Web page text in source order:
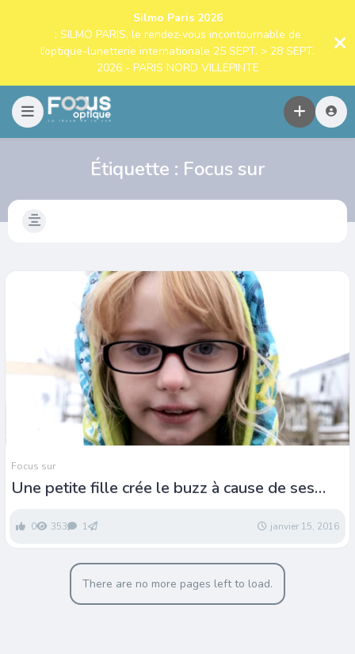
Silmo Paris 2026
: SILMO PARIS, le rendez-vous incontournable de
l’optique-lunetterie internationale 25 SEPT. > 28 SEPT.
2026 - PARIS NORD VILLEPINTE
Étiquette : Focus sur
Focus sur
Une petite fille crée le buzz à cause de ses
0 353 1 janvier 15, 2016
There are no more pages left to load.